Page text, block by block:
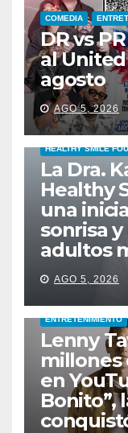
COMEDIA
DR vs
al United
agosto
AGO 5, 2026
HEALTHY SMILE
La Dra.
Healthy
una
sonrisa
adultos
AGO 5, 2026
ENTRETENIMIENTO
Lenny
millones
en
Bonito”,